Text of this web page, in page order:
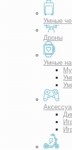
Умные
Дроны
Умные